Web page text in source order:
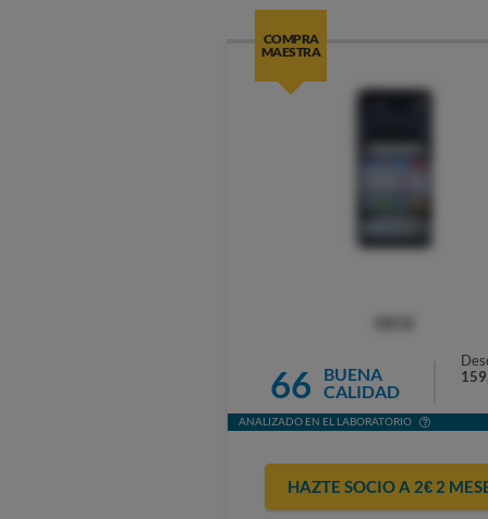
COMPRA
MAESTRA
66
BUENA
CALIDAD
ANALIZADO EN EL LABORATORIO
HAZTE SOCIO A 2€ 2